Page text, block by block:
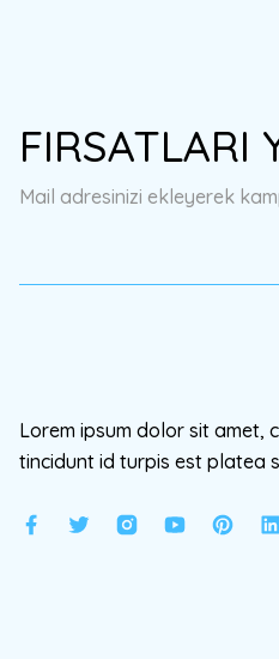
Ürün açıklamasında eksik
Ürün fiyatı diğer sitelerden daha
FIRSATLARI
Mail adresinizi ekleyerek
Lorem ipsum dolor sit amet,
tincidunt id turpis est platea